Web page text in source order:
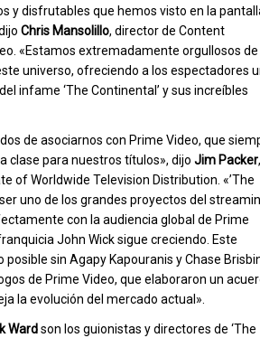
y disfrutables que hemos visto en la
Chris Mansolillo, director de Content
«Estamos extremadamente orgullosos de
universo, ofreciendo a los espectadores
infame ‘The Continental’ y sus increíbles
de asociarnos con Prime Video, que
clase para nuestros títulos», dijo Jim Packer,
of Worldwide Television Distribution. «’The
uno de los grandes proyectos del
con la audiencia global de Prime
John Wick sigue creciendo. Este
posible sin Agapy Kapouranis y Chase
de Prime Video, que elaboraron un
la evolución del mercado actual».
Wardson los guionistas y directores de ‘The